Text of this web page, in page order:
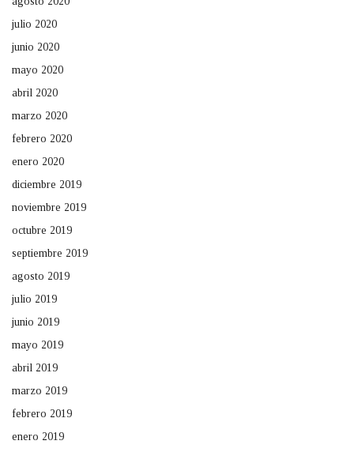
julio 2020
junio 2020
mayo 2020
abril 2020
marzo 2020
febrero 2020
enero 2020
diciembre 2019
noviembre 2019
octubre 2019
septiembre 2019
agosto 2019
julio 2019
junio 2019
mayo 2019
abril 2019
marzo 2019
febrero 2019
enero 2019